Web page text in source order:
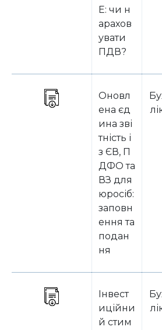
E: чи н
арахов
увати
ПДВ?
Оновл
ена єд
ина зві
тність і
з ЄВ, П
ДФО та
ВЗ для
юросіб:
заповн
ення та
подан
ня
Інвест
иційни
й стим